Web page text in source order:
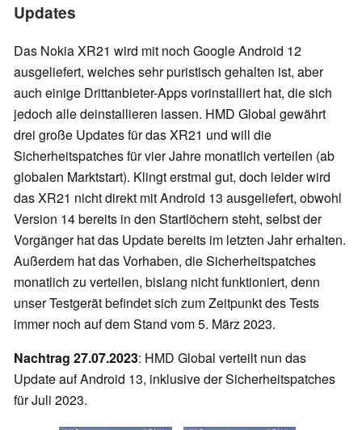
Updates
Das Nokia XR21 wird mit noch Google Android 12
ausgeliefert, welches sehr puristisch gehalten ist, aber
auch einige Drittanbieter-Apps vorinstalliert hat, die sich
jedoch alle deinstallieren lassen. HMD Global gewährt
drei große Updates für das XR21 und will die
Sicherheitspatches für vier Jahre monatlich verteilen (ab
globalen Marktstart). Klingt erstmal gut, doch leider wird
das XR21 nicht direkt mit Android 13 ausgeliefert, obwohl
Version 14 bereits in den Startlöchern steht, selbst der
Vorgänger hat das Update bereits im letzten Jahr erhalten.
Außerdem hat das Vorhaben, die Sicherheitspatches
monatlich zu verteilen, bislang nicht funktioniert, denn
unser Testgerät befindet sich zum Zeitpunkt des Tests
immer noch auf dem Stand vom 5. März 2023.
Nachtrag 27.07.2023: HMD Global verteilt nun das
Update auf Android 13, inklusive der Sicherheitspatches
für Juli 2023.